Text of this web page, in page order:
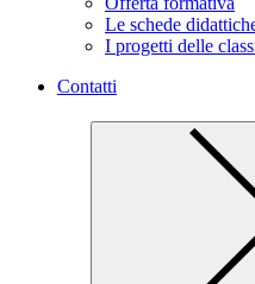
Le schede
I progetti delle
Contatti